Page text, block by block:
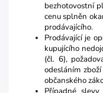
bezhotovostní
cenu splněn
prodávajícího.
Prodávající je
kupujícího
(čl. 6),
odesláním
občanského